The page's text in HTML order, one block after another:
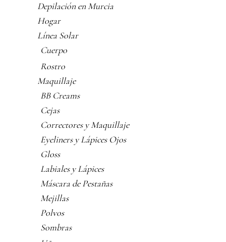
Depilación en Murcia
Hogar
Línea Solar
Cuerpo
Rostro
Maquillaje
BB Creams
Cejas
Correctores y Maquillaje
Eyeliners y Lápices Ojos
Gloss
Labiales y Lápices
Máscara de Pestañas
Mejillas
Polvos
Sombras